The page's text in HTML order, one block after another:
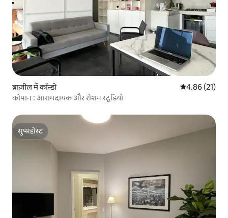
ब्राज़ील में कॉन्डो औसत रेटिंग 5 में
4.86 (21)
कोपान : आरामदायक और रोशन स्टूडियो
सुपरहोस्ट
सुपरहोस्ट